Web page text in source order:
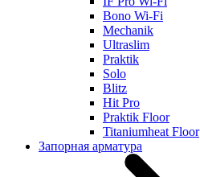
Bono Wi-Fi
Mechanik
Ultraslim
Praktik
Solo
Blitz
Hit Pro
Praktik Floor
Titaniumheat Floor
Запорная арматура